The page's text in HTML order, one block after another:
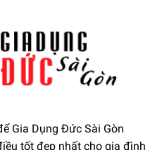
của máy sấy bơm nhiệt
4, được nhà sản xuất
bị hoạt độnghiệu quả
Gia Dụng Đức Sài Gòn
tốt đẹp nhất cho gia đình